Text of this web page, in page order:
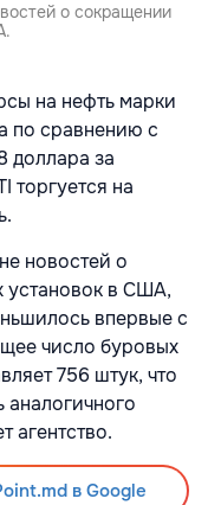
о сокращении
на нефть марки
по сравнению с
доллара за
торгуется на
новостей о
установок в США,
впервые с
число буровых
756 штук, что
аналогичного
агентство.
в Google